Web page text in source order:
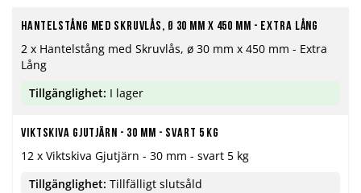
Hantelstång med skruvlås, ø 30 mm x 450 mm - Extra Lång
2 x Hantelstång med Skruvlås, ø 30 mm x 450 mm - Extra
Lång
Tillgänglighet: I lager
Viktskiva Gjutjärn - 30 mm - svart 5 kg
12 x Viktskiva Gjutjärn - 30 mm - svart 5 kg
Tillgänglighet: Tillfälligt slutsåld